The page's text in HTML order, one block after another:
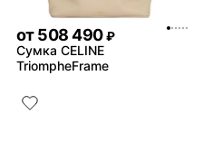
от508 490 ₽
Сумка CELINE
TriompheFrame